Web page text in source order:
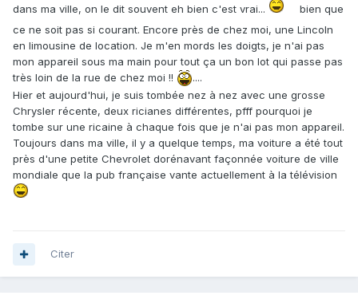
dans ma ville, on le dit souvent eh bien c'est vrai...
bien que
ce ne soit pas si courant. Encore près de chez moi, une Lincoln
en limousine de location. Je m'en mords les doigts, je n'ai pas
mon appareil sous ma main pour tout ça un bon lot qui passe pas
très loin de la rue de chez moi !!
....
Hier et aujourd'hui, je suis tombée nez à nez avec une grosse
Chrysler récente, deux ricianes différentes, pfff pourquoi je
tombe sur une ricaine à chaque fois que je n'ai pas mon appareil.
Toujours dans ma ville, il y a quelque temps, ma voiture a été tout
près d'une petite Chevrolet dorénavant façonnée voiture de ville
mondiale que la pub française vante actuellement à la télévision
Citer